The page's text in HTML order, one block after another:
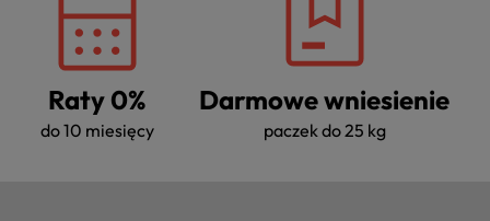
Raty 0%
do 10 miesięcy
Darmowe wniesienie
paczek do 25 kg